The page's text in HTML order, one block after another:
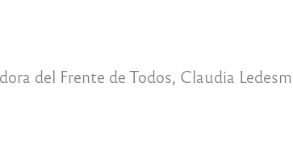
del Frente de Todos, Claudia